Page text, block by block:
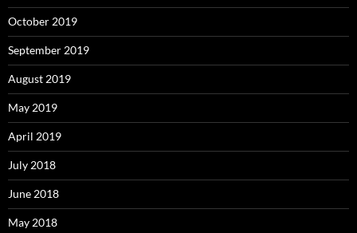
October 2019
September 2019
August 2019
May 2019
April 2019
July 2018
June 2018
May 2018